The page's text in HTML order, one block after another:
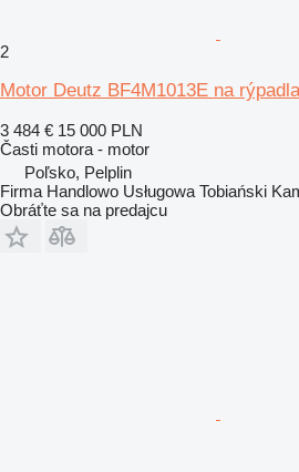
2
Motor Deutz BF4M1013E na
3 484 € 15 000 PLN
Časti motora - motor
Poľsko, Pelplin
Firma Handlowo Usługowa Tobiański
Obráťte sa na predajcu